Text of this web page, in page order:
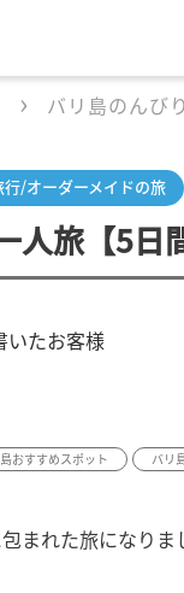
バリ島のんび
行/オーダーメイドの旅
人旅【5日
いたお客様
おすすめスポット バリ
まれた旅になりま